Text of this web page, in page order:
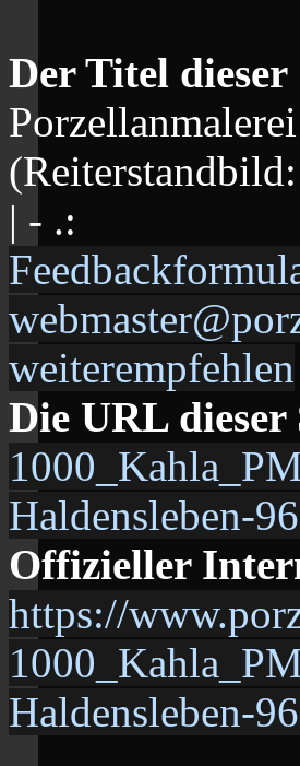
Der Titel dieser
| - .:
weiterempfehlen
Die URL dieser
Haldensleben-
Offizieller
https://
Haldensleben-